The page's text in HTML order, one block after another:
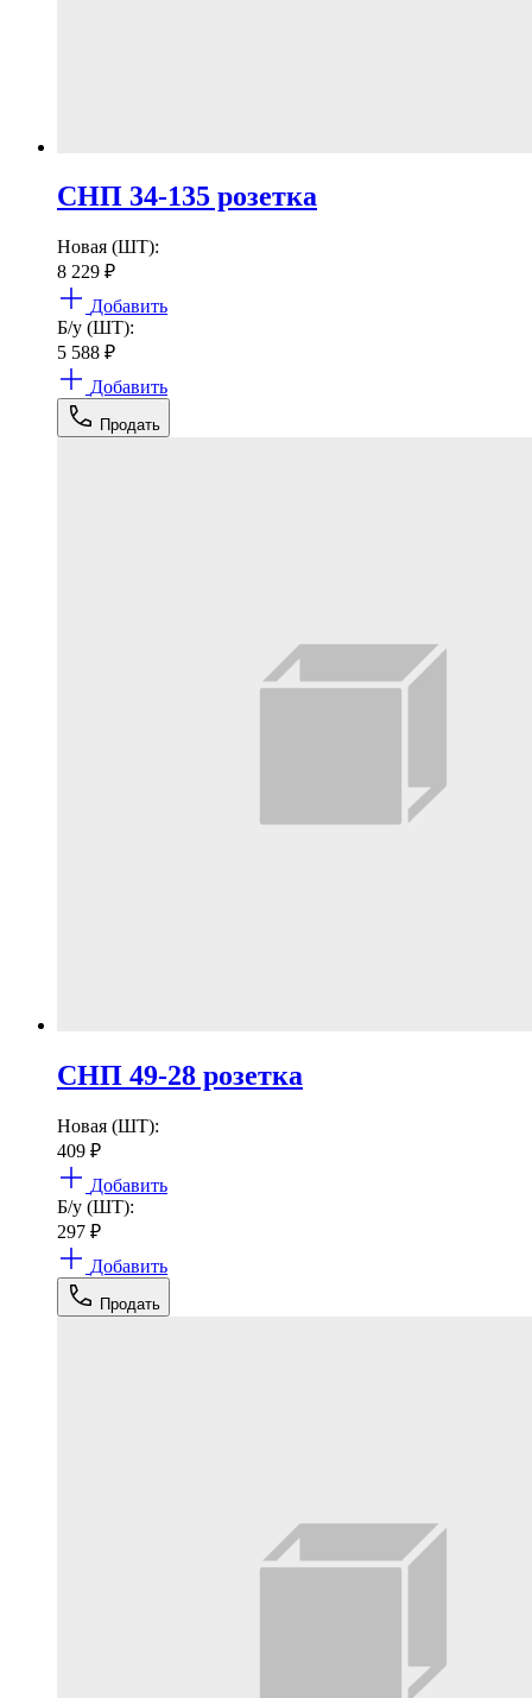
СНП 34-135 розетка
Новая (ШТ):
8 229 ₽
Добавить
Б/у (ШТ):
5 588 ₽
Добавить
Продать
СНП 49-28 розетка
Новая (ШТ):
409 ₽
Добавить
Б/у (ШТ):
297 ₽
Добавить
Продать